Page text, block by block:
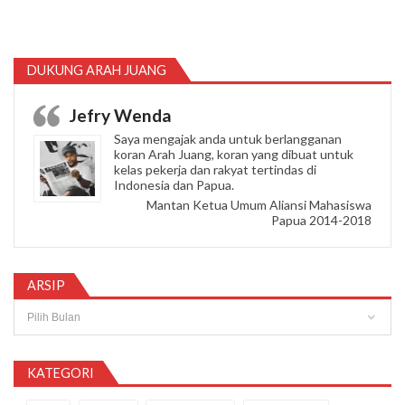
DUKUNG ARAH JUANG
Jefry Wenda
Saya mengajak anda untuk berlangganan
koran Arah Juang, koran yang dibuat untuk
kelas pekerja dan rakyat tertindas di
Indonesia dan Papua.
Mantan Ketua Umum Aliansi Mahasiswa
Papua 2014-2018
ARSIP
KATEGORI